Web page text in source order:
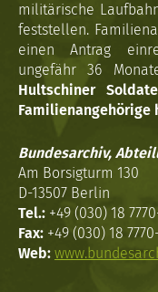
militärische
feststellen.
einen Antrag
ungefähr 36
Hultschiner
Familienangehörige
Bundesarchiv,
Am Borsigturm 130
D-13507 Berlin
Tel.: +49 (030) 18
Fax: +49 (030) 18
Web: